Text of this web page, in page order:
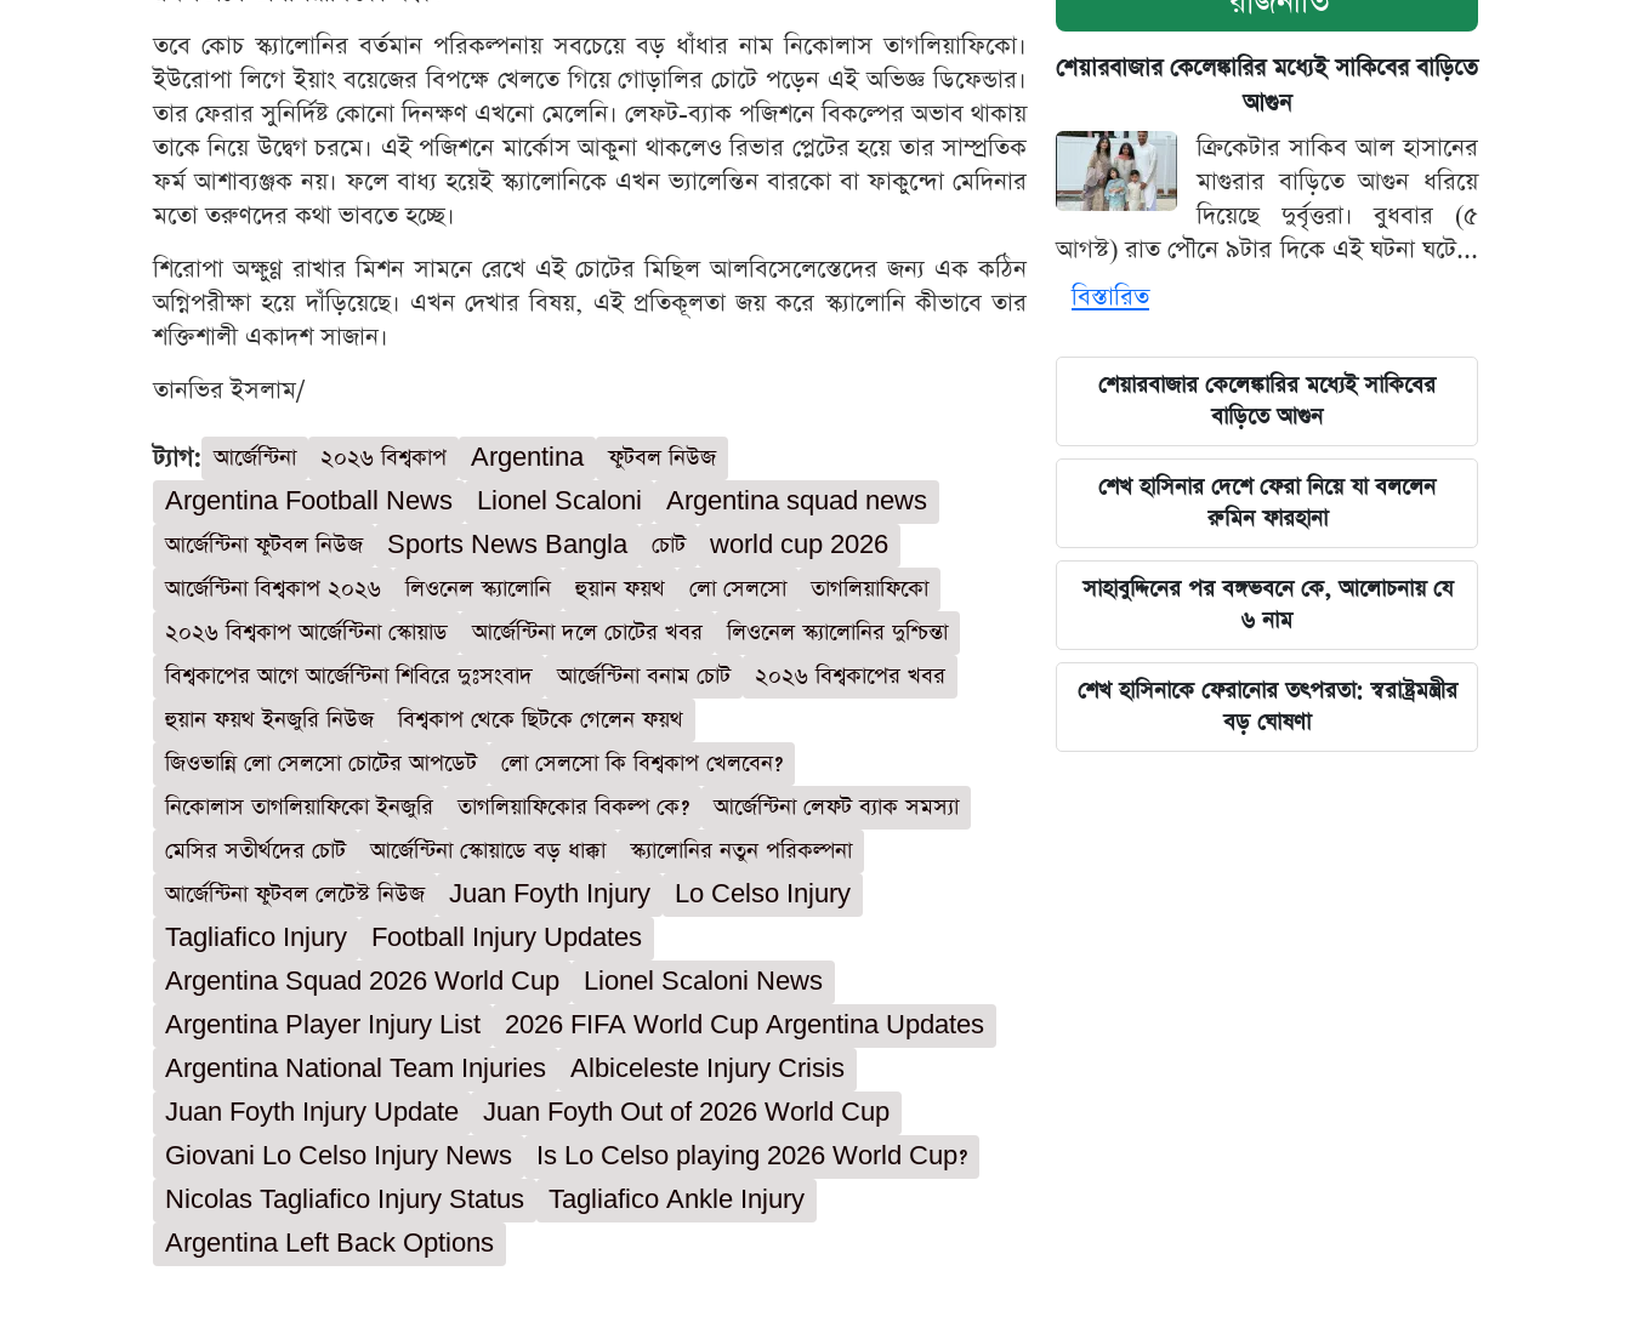
তবে কোচ স্ক্যালোনির বর্তমান পরিকল্পনায় সবচেয়ে বড় ধাঁধার নাম নিকোলাস তাগলিয়াফিকো।
ইউরোপা লিগে ইয়াং বয়েজের বিপক্ষে খেলতে গিয়ে গোড়ালির চোটে পড়েন এই অভিজ্ঞ ডিফেন্ডার।
তার ফেরার সুনির্দিষ্ট কোনো দিনক্ষণ এখনো মেলেনি। লেফট-ব্যাক পজিশনে বিকল্পের অভাব থাকায়
তাকে নিয়ে উদ্বেগ চরমে। এই পজিশনে মার্কোস আকুনা থাকলেও রিভার প্লেটের হয়ে তার সাম্প্রতিক
ফর্ম আশাব্যঞ্জক নয়। ফলে বাধ্য হয়েই স্ক্যালোনিকে এখন ভ্যালেন্তিন বারকো বা ফাকুন্দো মেদিনার
মতো তরুণদের কথা ভাবতে হচ্ছে।
শিরোপা অক্ষুণ্ণ রাখার মিশন সামনে রেখে এই চোটের মিছিল আলবিসেলেস্তেদের জন্য এক কঠিন
অগ্নিপরীক্ষা হয়ে দাঁড়িয়েছে। এখন দেখার বিষয়, এই প্রতিকূলতা জয় করে স্ক্যালোনি কীভাবে তার
শক্তিশালী একাদশ সাজান।
তানভির ইসলাম/
ট্যাগ: আর্জেন্টিনা ২০২৬ বিশ্বকাপ Argentina
ফুটবল নিউজ
Argentina Football News
Lionel Scaloni
Argentina squad news
আর্জেন্টিনা ফুটবল নিউজ
Sports News Bangla চোট
world cup 2026
আর্জেন্টিনা বিশ্বকাপ ২০২৬
লিওনেল স্ক্যালোনি হুয়ান ফয়থ লো সেলসো
তাগলিয়াফিকো
২০২৬ বিশ্বকাপ আর্জেন্টিনা স্কোয়াড
আর্জেন্টিনা দলে চোটের খবর
লিওনেল স্ক্যালোনির দুশ্চিন্তা
বিশ্বকাপের আগে আর্জেন্টিনা শিবিরে দুঃসংবাদ
আর্জেন্টিনা বনাম চোট
২০২৬ বিশ্বকাপের খবর
হুয়ান ফয়থ ইনজুরি নিউজ
বিশ্বকাপ থেকে ছিটকে গেলেন ফয়থ
জিওভান্নি লো সেলসো চোটের আপডেট
লো সেলসো কি বিশ্বকাপ খেলবেন?
নিকোলাস তাগলিয়াফিকো ইনজুরি
তাগলিয়াফিকোর বিকল্প কে?
আর্জেন্টিনা লেফট ব্যাক সমস্যা
মেসির সতীর্থদের চোট
আর্জেন্টিনা স্কোয়াডে বড় ধাক্কা
স্ক্যালোনির নতুন পরিকল্পনা
আর্জেন্টিনা ফুটবল লেটেস্ট নিউজ
Juan Foyth Injury
Lo Celso Injury
Tagliafico Injury
Football Injury Updates
Argentina Squad 2026 World Cup
Lionel Scaloni News
Argentina Player Injury List
2026 FIFA World Cup Argentina Updates
Argentina National Team Injuries
Albiceleste Injury Crisis
Juan Foyth Injury Update
Juan Foyth Out of 2026 World Cup
Giovani Lo Celso Injury News
Is Lo Celso playing 2026 World Cup?
Nicolas Tagliafico Injury Status
Tagliafico Ankle Injury
Argentina Left Back Options
শেয়ারবাজার কেলেঙ্কারির মধ্যেই সাকিবের বাড়িতে
আগুন
ক্রিকেটার সাকিব আল হাসানের
মাগুরার বাড়িতে আগুন ধরিয়ে
দিয়েছে দুর্বৃত্তরা। বুধবার (৫
আগস্ট) রাত পৌনে ৯টার দিকে এই ঘটনা ঘটে...
বিস্তারিত
শেয়ারবাজার কেলেঙ্কারির মধ্যেই সাকিবের
বাড়িতে আগুন
শেখ হাসিনার দেশে ফেরা নিয়ে যা বললেন
রুমিন ফারহানা
সাহাবুদ্দিনের পর বঙ্গভবনে কে, আলোচনায় যে
৬ নাম
শেখ হাসিনাকে ফেরানোর তৎপরতা: স্বরাষ্ট্রমন্ত্রীর
বড় ঘোষণা